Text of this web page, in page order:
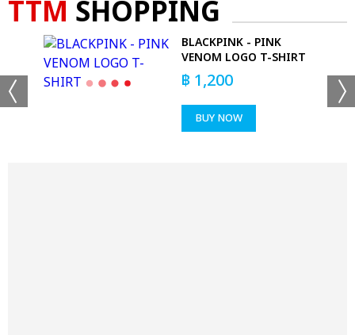
TTM SHOPPING
BLACKPINK - PINK
VENOM LOGO T-SHIRT
฿ 1,200
BUY NOW